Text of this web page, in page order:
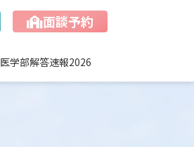
面談予約
医学部解答速報2026